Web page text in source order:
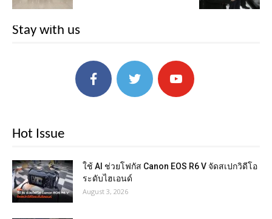
Stay with us
Hot Issue
ใช้ AI ช่วยโฟกัส Canon EOS R6 V จัดสเปกวิดีโอ
ระดับไฮเอนด์
August 3, 2026